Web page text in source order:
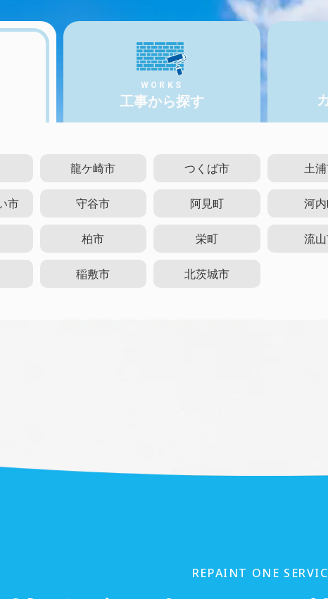
WORKS
工事から探す
龍ケ崎市 つくば市 土
市 守谷市 阿見町 河
柏市 栄町 流
稲敷市 北茨城市
REPAINT ONE